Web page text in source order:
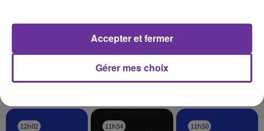
LA PLAYLIST
12h02
12h02 11h54
11h54 11h50
11h50
Gérer mes choix
Accepter et fermer